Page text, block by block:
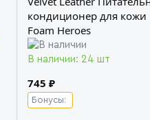
кондиционер для кожи
Foam Heroes
В наличии: 24 шт
745 ₽
Бонусы: